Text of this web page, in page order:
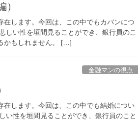
）
します。今回は、この中でもカバンにつ
しい性を垣間見ることができ、銀行員のこ
かもしれません。 […]
金融マンの視点
します。今回は、この中でも結婚につい
い性を垣間見ることができ、銀行員のこと